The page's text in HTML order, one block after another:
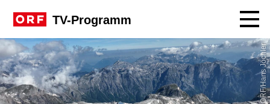
TV-Programm
ORF/Hans Jöchler